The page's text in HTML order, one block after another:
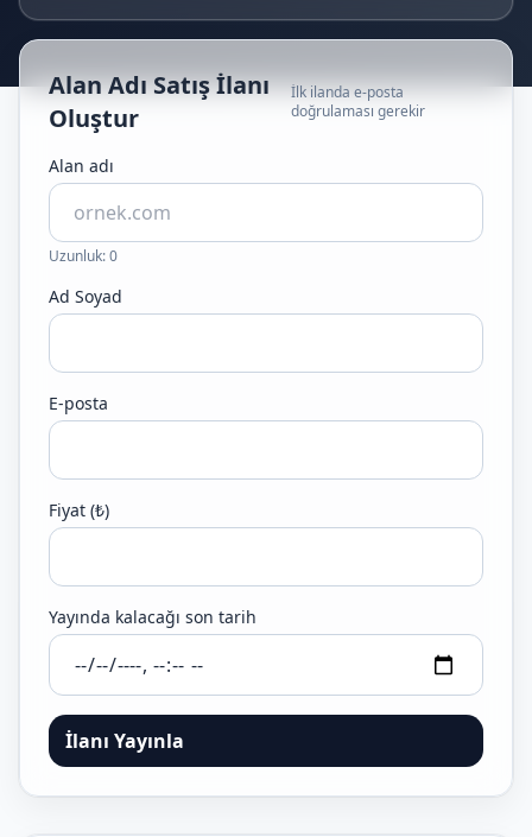
Alan Adı Satış İlanı
Oluştur
İlk ilanda e-posta
doğrulaması gerekir
Alan adı
Uzunluk: 0
Ad Soyad
E-posta
Fiyat (₺)
Yayında kalacağı son tarih
İlanı Yayınla